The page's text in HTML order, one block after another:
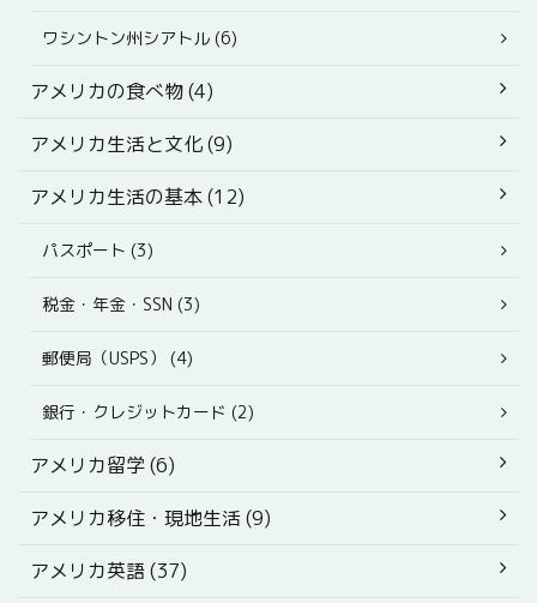
ワシントン州シアトル (6)
アメリカの食べ物 (4)
アメリカ生活と文化 (9)
アメリカ生活の基本 (12)
パスポート (3)
税金・年金・SSN (3)
郵便局（USPS） (4)
銀行・クレジットカード (2)
アメリカ留学 (6)
アメリカ移住・現地生活 (9)
アメリカ英語 (37)